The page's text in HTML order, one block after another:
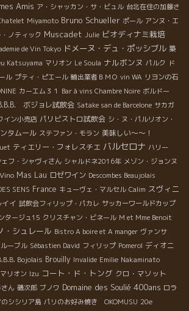
Amis ア・シャッカン・サ・ビュル 台北在住の加藤さ
Miyamoto Bruno Schueller ポール アンヌ・エ
ノティック Muscadet Julie ビオディナミ栽培
de Vin Tokyo ドメーヌ・デュ・ポッシブル 築
Katsuyama マリオン Le Soula ナルボンヌ パルク ド
ル プティ・ピエール 輸出業者ＢＭＯ vin WA リヨンの石
カーエム３１ Bar à vins Chambre Noire ボルドー
ボジョレ試飲会 Satake san de Barcelone サカガ
イン小売店 パリビストロ試飲会 シ・ヌ・パルリオン・
タムール ステファン・モラン 美味しい～～！
ティエリー・フォレスチエ バルセロナ ハリー
フ・シャヴィさん シャルドネ2016年 メゾン・ジョンヌ
Mas Lau ロゼワイン Descombes Beaujolais
SENS France キューヴェ・マルセル Calim スヴィニ
イイ 試飲会フィリップ・パカレ サッカーワールドカップ
タージュ15 クリスチャン・ビネール M et Mme Benoit
・シュレール Bistro A boire et A manger ヴァンサ
ルーブル Sébastien David フィリップ Pomerol ディオニ
Bojolais Brouilly Invalide Emilie Nakaminato
リオン Izu コート・ド・トング クロ・マソット
ん 磯次郎 ブノワ Domaine des Soulié 400ans ロラ
シシリア島 パリのお好み焼き OKOMUSU 20e